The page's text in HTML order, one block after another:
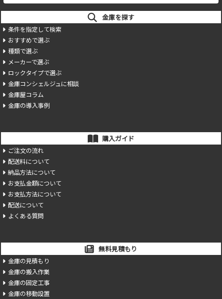
金庫を探す
条件を指定して検索
おすすめで選ぶ
種類で選ぶ
メーカーで選ぶ
ロックタイプで選ぶ
金庫コンシェルジュに相談
金庫屋コラム
金庫の導入事例
購入ガイド
ご注文の流れ
配送料について
納品方法について
お支払金額について
お支払方法について
配送について
よくある質問
無料見積もり
金庫の見積もり
金庫の搬入作業
金庫の固定工事
金庫の移動設置